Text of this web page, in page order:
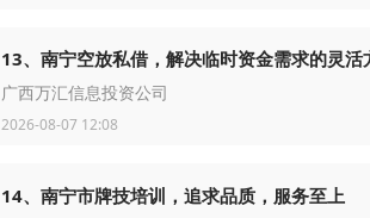
13、南宁空放私借，解决临时资金需求的灵活
广西万汇信息投资公司
2026-08-07 12:08
14、南宁市牌技培训，追求品质，服务至上